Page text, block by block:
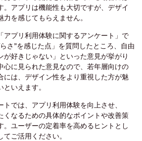
。アプリは機能性も大切ですが、デザイ
を感じてもらえません。
アプリ利用体験に関するアンケート」で
さ”を感じた点」を質問したところ、自由
が好きじゃない」といった意見が挙がり
心に見られた意見なので、若年層向けの
には、デザイン性をより重視した方が魅
いえます。
では、アプリ利用体験を向上させ、
くなるための具体的なポイントや改善策
。ユーザーの定着率を高めるヒントとし
ご活用ください。